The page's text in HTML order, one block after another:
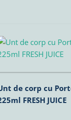
de corp cu
FRESH JUICE